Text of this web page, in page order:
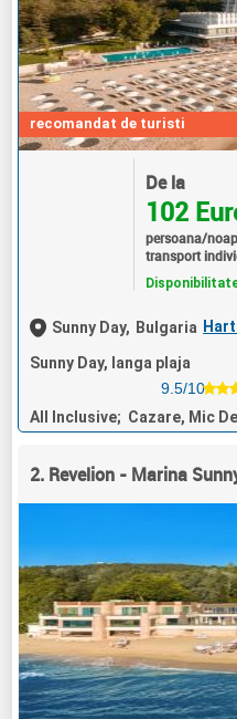
recomandat de turisti
De la
102
persoana/
transport
Sunny Day, Bulgaria
Sunny Day, langa plaja
9.5/10
All Inclusive; Cazare, Mic
2. Revelion - Marina